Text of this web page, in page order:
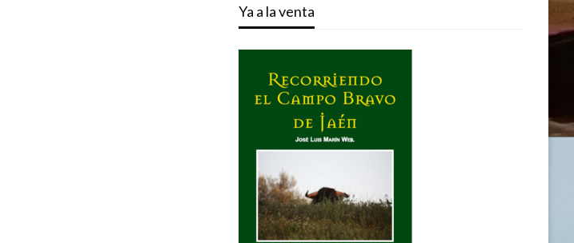
Ya a la venta